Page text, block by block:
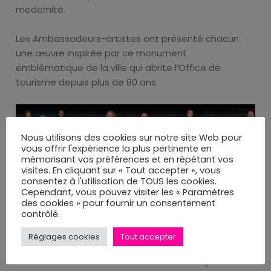
modernité.
Les Ambassadeurs-artistes ont présenté chacun
une œuvre inspirée par ce monument
emblématique de la ville qui abrite l’Office de
tourisme depuis plus de 80 ans.
Nous utilisons des cookies sur notre site Web pour
vous offrir l'expérience la plus pertinente en
mémorisant vos préférences et en répétant vos
visites. En cliquant sur « Tout accepter », vous
consentez à l'utilisation de TOUS les cookies.
Cependant, vous pouvez visiter les « Paramètres
des cookies » pour fournir un consentement
contrôlé.
Réglages cookies Tout accepter